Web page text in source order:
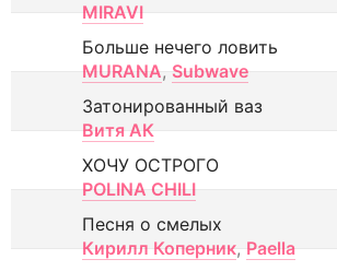
MIRAVI
Больше нечего ловить
MURANA, Subwave
Затонированный ваз
Витя АК
ХОЧУ ОСТРОГО
POLINA CHILI
Песня о смелых
Кирилл Коперник, Paella